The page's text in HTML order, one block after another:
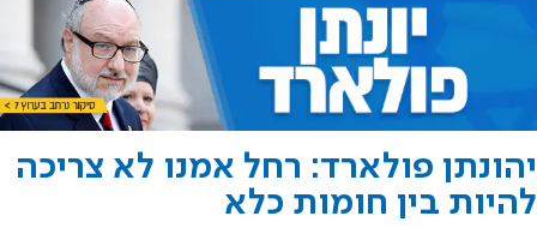
יהונתן פולארד: רחל אמנו לא צריכה
להיות בין חומות כלא